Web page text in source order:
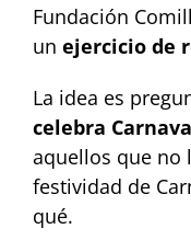
Fundación
un ejercicio de
La idea es
celebra
aquellos que no
festividad de
qué.